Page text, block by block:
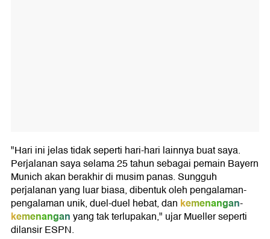
"Hari ini jelas tidak seperti hari-hari lainnya buat saya.
Perjalanan saya selama 25 tahun sebagai pemain Bayern
Munich akan berakhir di musim panas. Sungguh
perjalanan yang luar biasa, dibentuk oleh pengalaman-
pengalaman unik, duel-duel hebat, dan kemenangan-
kemenanganyang tak terlupakan," ujar Mueller seperti
dilansir ESPN.